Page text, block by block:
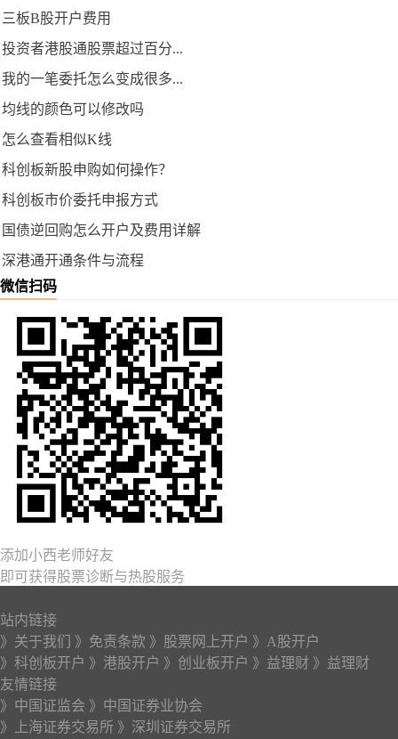
三板B股开户费用
投资者港股通股票超过百分...
我的一笔委托怎么变成很多...
均线的颜色可以修改吗
怎么查看相似K线
科创板新股申购如何操作？
科创板市价委托申报方式
国债逆回购怎么开户及费用详解
深港通开通条件与流程
微信扫码
添加小西老师好友
即可获得股票诊断与热股服务
站内链接
》关于我们
》免责条款 》股票网上开户 》A股开户
》科创板开户 》港股开户 》创业板开户 》益理财 》益理财
友情链接
》中国证监会 》中国证券业协会
》上海证券交易所 》深圳证券交易所